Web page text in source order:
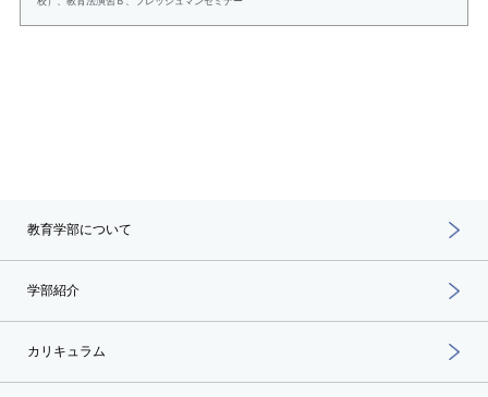
教育学部について
学部紹介
カリキュラム